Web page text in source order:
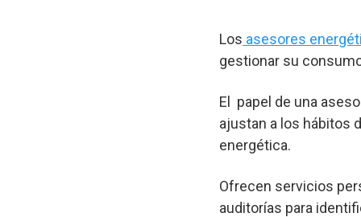
Los asesores
gestionar su
El papel de una
ajustan a los hábitos
energética.
Ofrecen servicios
auditorías para